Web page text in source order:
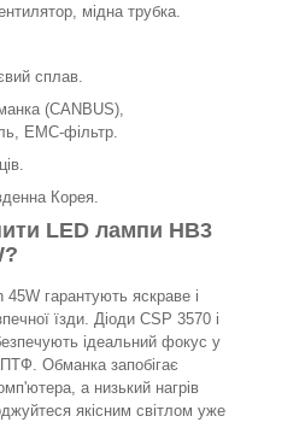
мідна трубка.
сплав.
(CANBUS),
EMC-фільтр.
Корея.
LED лампи HB3
гарантують яскраве і
їзди. Діоди CSP 3570 і
ідеальний фокус у
Обманка запобігає
а низький нагрів
якісним світлом уже